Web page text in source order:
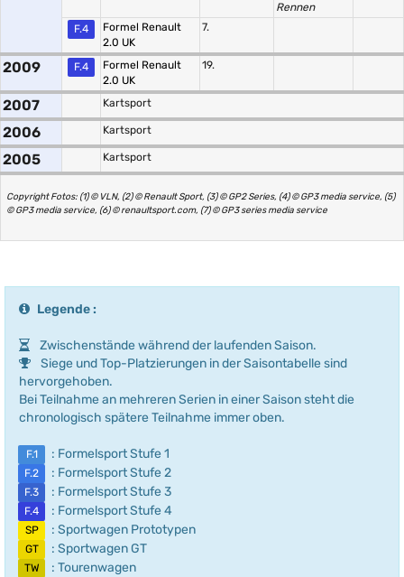
Rennen
F.4
Formel Renault
2.0 UK
7.
2009 F.4
Formel Renault
2.0 UK
19.
2007 Kartsport
2006 Kartsport
2005 Kartsport
Copyright Fotos: (1) © VLN, (2) © Renault Sport, (3) © GP2 Series, (4) © GP3 media service, (5)
© GP3 media service, (6) © renaultsport.com, (7) © GP3 series media service
Legende :
Zwischenstände während der laufenden Saison.
Siege und Top-Platzierungen in der Saisontabelle sind
hervorgehoben.
Bei Teilnahme an mehreren Serien in einer Saison steht die
chronologisch spätere Teilnahme immer oben.
F.1 : Formelsport Stufe 1
F.2 : Formelsport Stufe 2
F.3 : Formelsport Stufe 3
F.4 : Formelsport Stufe 4
SP : Sportwagen Prototypen
GT : Sportwagen GT
TW : Tourenwagen